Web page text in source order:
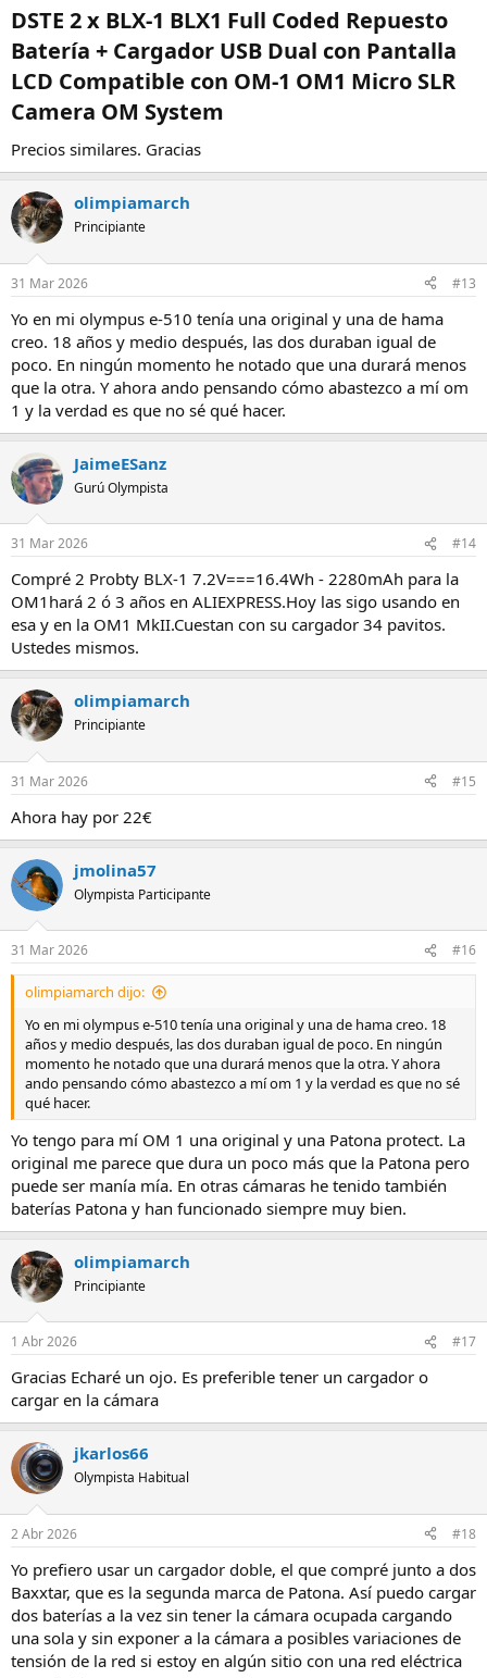
DSTE 2 x BLX-1 BLX1 Full Coded Repuesto
Batería + Cargador USB Dual con Pantalla
LCD Compatible con OM-1 OM1 Micro SLR
Camera OM System​
Precios similares. Gracias
olimpiamarch
Principiante
31 Mar 2026 #13
Yo en mi olympus e-510 tenía una original y una de hama
creo. 18 años y medio después, las dos duraban igual de
poco. En ningún momento he notado que una durará menos
que la otra. Y ahora ando pensando cómo abastezco a mí om
1 y la verdad es que no sé qué hacer.
JaimeESanz
Gurú Olympista
31 Mar 2026 #14
Compré 2 Probty BLX-1 7.2V===16.4Wh - 2280mAh para la
OM1hará 2 ó 3 años en ALIEXPRESS.Hoy las sigo usando en
esa y en la OM1 MkII.Cuestan con su cargador 34 pavitos.
Ustedes mismos.
olimpiamarch
Principiante
31 Mar 2026 #15
Ahora hay por 22€
jmolina57
Olympista Participante
31 Mar 2026 #16
olimpiamarch dijo:
Yo en mi olympus e-510 tenía una original y una de hama creo. 18
años y medio después, las dos duraban igual de poco. En ningún
momento he notado que una durará menos que la otra. Y ahora
ando pensando cómo abastezco a mí om 1 y la verdad es que no sé
qué hacer.
Yo tengo para mí OM 1 una original y una Patona protect. La
original me parece que dura un poco más que la Patona pero
puede ser manía mía. En otras cámaras he tenido también
baterías Patona y han funcionado siempre muy bien.
olimpiamarch
Principiante
1 Abr 2026 #17
Gracias Echaré un ojo. Es preferible tener un cargador o
cargar en la cámara
jkarlos66
Olympista Habitual
2 Abr 2026 #18
Yo prefiero usar un cargador doble, el que compré junto a dos
Baxxtar, que es la segunda marca de Patona. Así puedo cargar
dos baterías a la vez sin tener la cámara ocupada cargando
una sola y sin exponer a la cámara a posibles variaciones de
tensión de la red si estoy en algún sitio con una red eléctrica